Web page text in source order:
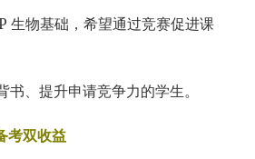
生物基础，希望通过竞赛促进课
书、提升申请竞争力的学生。
考双收益